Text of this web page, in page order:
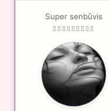
Super senbūvis